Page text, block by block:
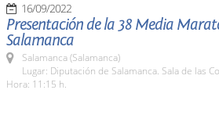
16/09/2022
Presentación de la 38 Media
Salamanca
Salamanca (Salamanca)
Lugar: Diputación de Salamanca. Sala de las
Hora: 11:15 h.